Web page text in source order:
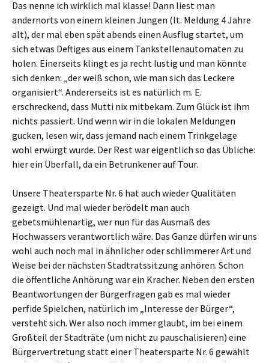
Das nenne ich wirklich mal klasse! Dann liest man
andernorts von einem kleinen Jungen (lt. Meldung 4 Jahre
alt), der mal eben spät abends einen Ausflug startet, um
sich etwas Deftiges aus einem Tankstellenautomaten zu
holen. Einerseits klingt es ja recht lustig und man könnte
sich denken: „der weiß schon, wie man sich das Leckere
organisiert“. Andererseits ist es natürlich m. E.
erschreckend, dass Mutti nix mitbekam. Zum Glück ist ihm
nichts passiert. Und wenn wir in die lokalen Meldungen
gucken, lesen wir, dass jemand nach einem Trinkgelage
wohl erwürgt wurde. Der Rest war eigentlich so das Übliche:
hier ein Überfall, da ein Betrunkener auf Tour.
Unsere Theatersparte Nr. 6 hat auch wieder Qualitäten
gezeigt. Und mal wieder berödelt man auch
gebetsmühlenartig, wer nun für das Ausmaß des
Hochwassers verantwortlich wäre. Das Ganze dürfen wir uns
wohl auch noch mal in ähnlicher oder schlimmerer Art und
Weise bei der nächsten Stadtratssitzung anhören. Schon
die öffentliche Anhörung war ein Kracher. Neben den ersten
Beantwortungen der Bürgerfragen gab es mal wieder
perfide Spielchen, natürlich im „Interesse der Bürger“,
versteht sich. Wer also noch immer glaubt, im bei einem
Großteil der Stadträte (um nicht zu pauschalisieren) eine
Bürgervertretung statt einer Theatersparte Nr. 6 gewählt